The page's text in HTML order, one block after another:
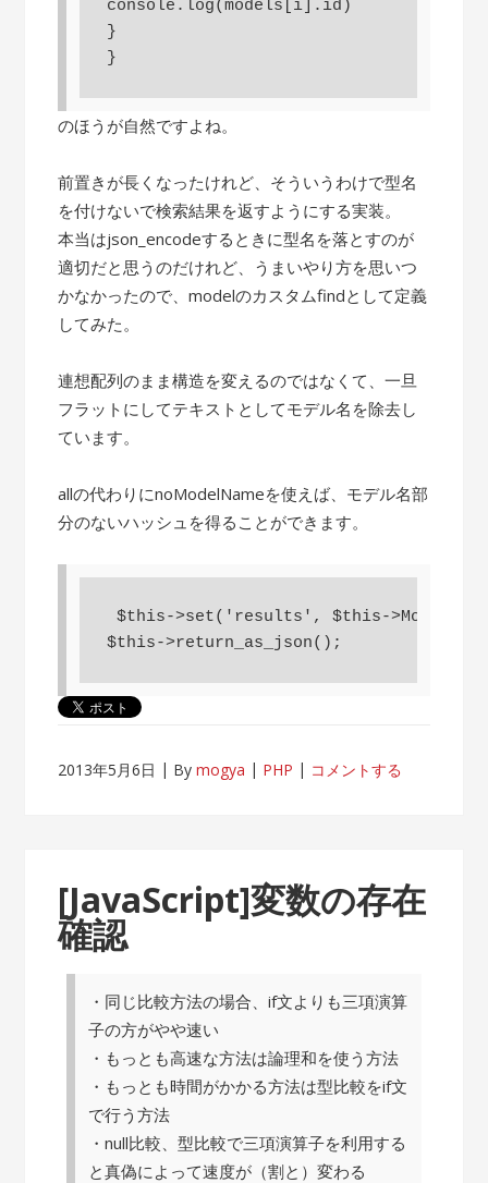
console.log(models[i].id)
}
}
のほうが自然ですよね。
前置きが長くなったけれど、そういうわけで型名
を付けないで検索結果を返すようにする実装。
本当はjson_encodeするときに型名を落とすのが
適切だと思うのだけれど、うまいやり方を思いつ
かなかったので、modelのカスタムfindとして定義
してみた。
連想配列のまま構造を変えるのではなくて、一旦
フラットにしてテキストとしてモデル名を除去し
ています。
allの代わりにnoModelNameを使えば、モデル名部
分のないハッシュを得ることができます。
$this->set('results', $this->Model-
$this->return_as_json();
2013年5月6日 Bymogya PHP コメントする
[JavaScript]変数の存在
確認
・同じ比較方法の場合、if文よりも三項演算
子の方がやや速い
・もっとも高速な方法は論理和を使う方法
・もっとも時間がかかる方法は型比較をif文
で行う方法
・null比較、型比較で三項演算子を利用する
と真偽によって速度が（割と）変わる